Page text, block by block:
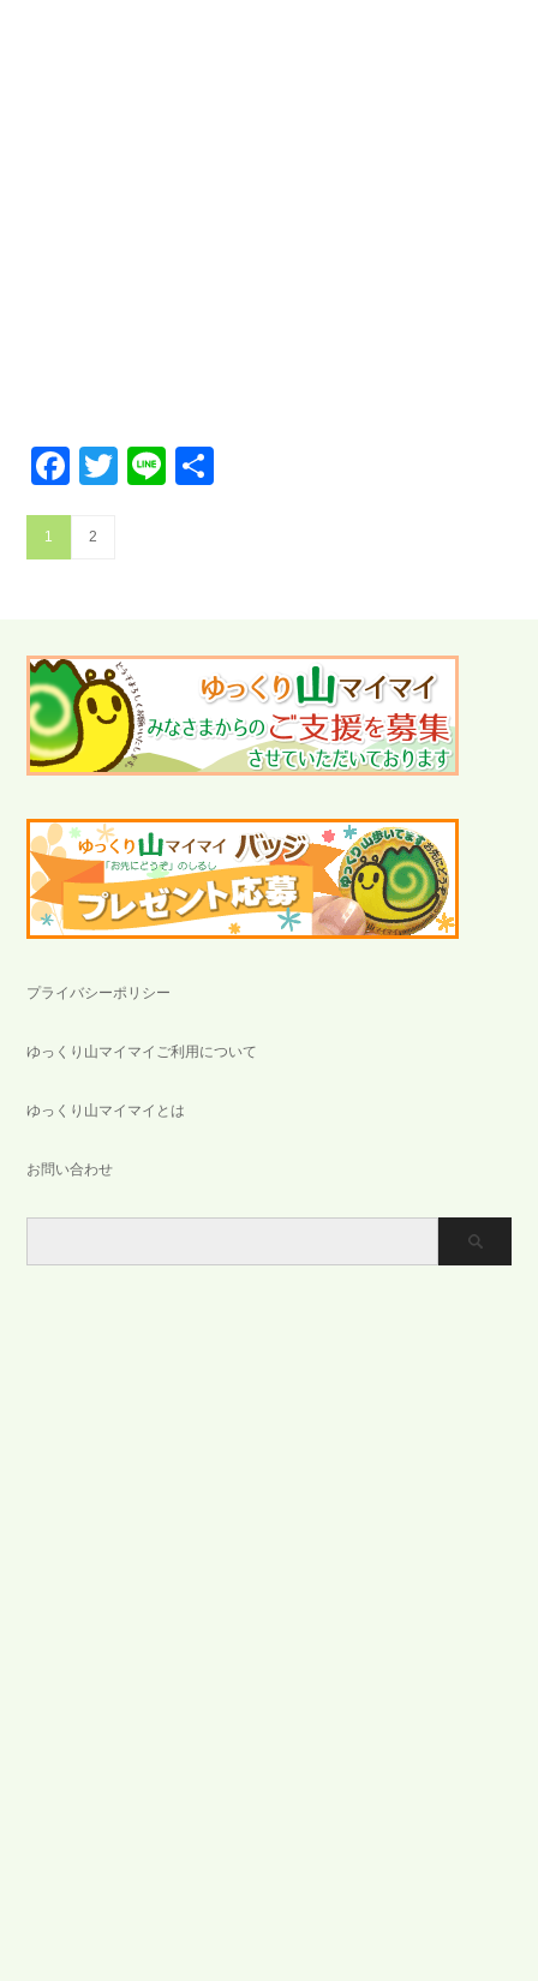
Facebook
Twitter
Line
1 2
プライバシーポリシー
ゆっくり山マイマイご利用について
ゆっくり山マイマイとは
お問い合わせ